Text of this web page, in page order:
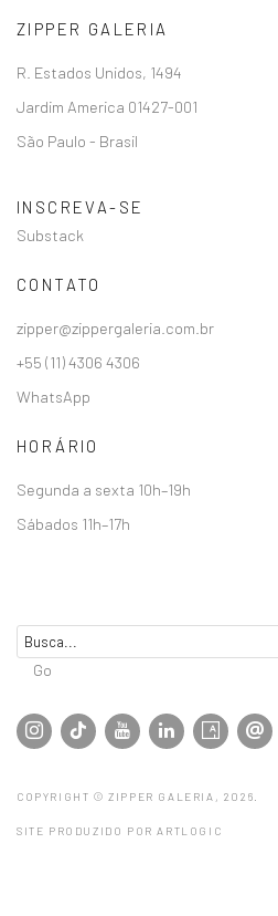
ZIPPER GALERIA
R. Estados Unidos, 1494
Jardim America 01427-001
São Paulo - Brasil
INSCREVA-SE
Substack
CONTATO
zipper@zippergaleria.com.br
+55 (11) 4306 4306
WhatsApp
HORÁRIO
Segunda a sexta 10h–19h
Sábados 11h–17h
Go
COPYRIGHT © ZIPPER GALERIA, 2026.
SITE PRODUZIDO POR ARTLOGIC